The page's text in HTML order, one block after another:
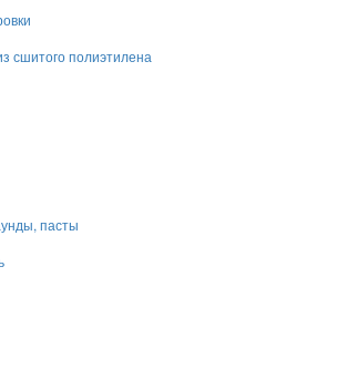
сшитого полиэтилена
пасты